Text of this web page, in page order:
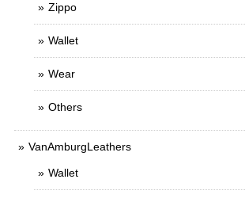
Zippo
Wallet
Wear
Others
VanAmburgLeathers
Wallet